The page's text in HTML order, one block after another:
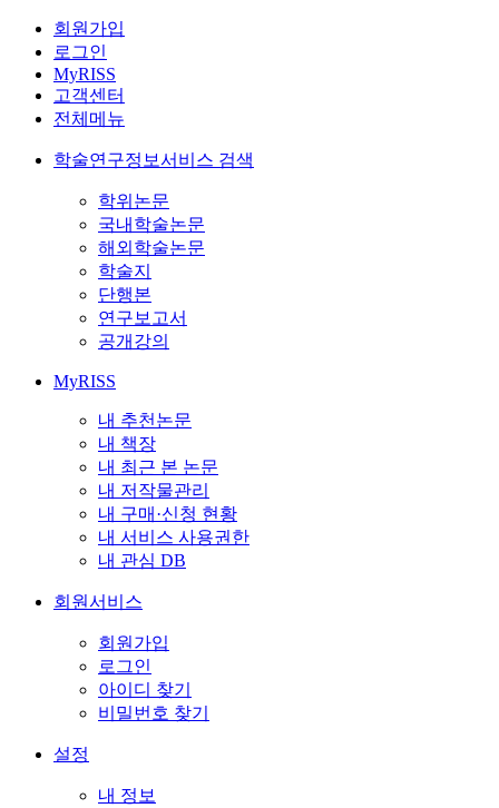
회원가입
로그인
MyRISS
고객센터
전체메뉴
학술연구정보서비스 검색
학위논문
국내학술논문
해외학술논문
학술지
단행본
연구보고서
공개강의
MyRISS
내 추천논문
내 책장
내 최근 본 논문
내 저작물관리
내 구매·신청 현황
내 서비스 사용권한
내 관심 DB
회원서비스
회원가입
로그인
아이디 찾기
비밀번호 찾기
설정
내 정보